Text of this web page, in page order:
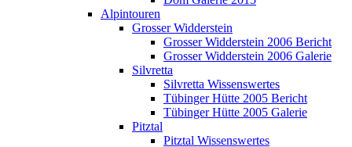
Alpintouren
Grosser Widderstein
Grosser Widderstein 2006 Bericht
Grosser Widderstein 2006 Galerie
Silvretta
Silvretta Wissenswertes
Tübinger Hütte 2005 Bericht
Tübinger Hütte 2005 Galerie
Pitztal
Pitztal Wissenswertes